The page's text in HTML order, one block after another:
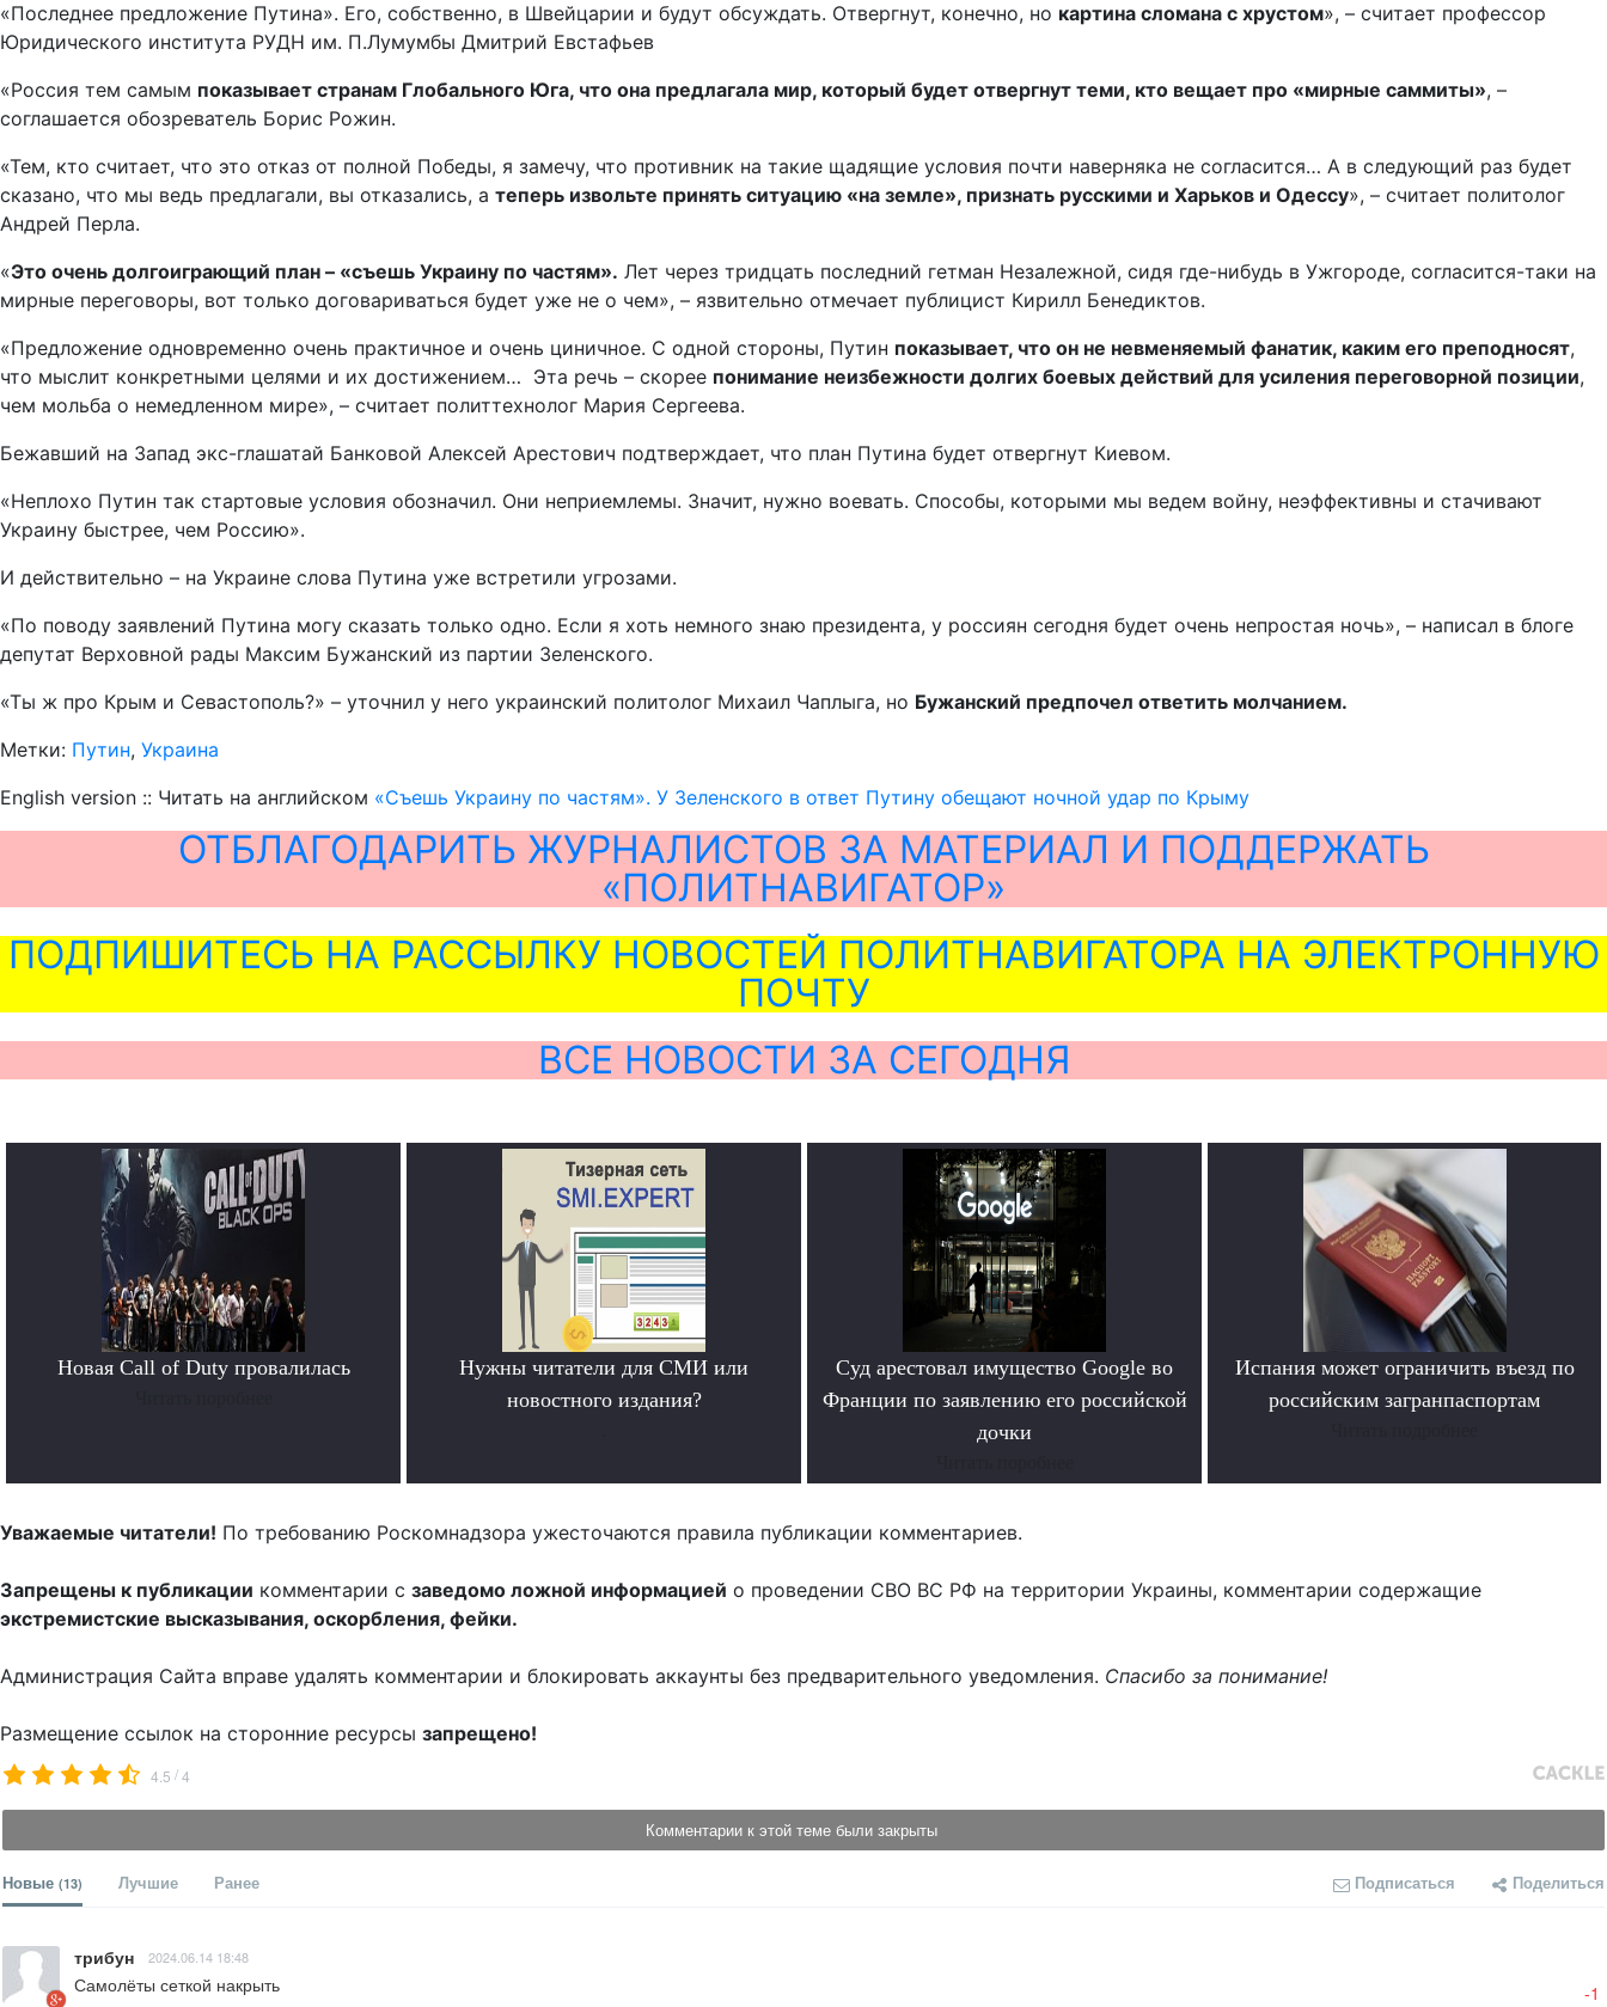
«Последнее предложение Путина». Его, собственно, в Швейцарии и будут обсуждать. Отвергнут, конечно, но картина сломана с хрустом», – считает профессор
Юридического института РУДН им. П.Лумумбы Дмитрий Евстафьев
«Россия тем самым показывает странам Глобального Юга, что она предлагала мир, который будет отвергнут теми, кто вещает про «мирные саммиты», –
соглашается обозреватель Борис Рожин.
«Тем, кто считает, что это отказ от полной Победы, я замечу, что противник на такие щадящие условия почти наверняка не согласится… А в следующий раз будет
сказано, что мы ведь предлагали, вы отказались, а теперь извольте принять ситуацию «на земле», признать русскими и Харьков и Одессу», – считает политолог
Андрей Перла.
«Это очень долгоиграющий план – «съешь Украину по частям». Лет через тридцать последний гетман Незалежной, сидя где-нибудь в Ужгороде, согласится-таки на
мирные переговоры, вот только договариваться будет уже не о чем», – язвительно отмечает публицист Кирилл Бенедиктов.
«Предложение одновременно очень практичное и очень циничное. С одной стороны, Путин показывает, что он не невменяемый фанатик, каким его преподносят,
что мыслит конкретными целями и их достижением… Эта речь – скорее понимание неизбежности долгих боевых действий для усиления переговорной позиции,
чем мольба о немедленном мире», – считает политтехнолог Мария Сергеева.
Бежавший на Запад экс-глашатай Банковой Алексей Арестович подтверждает, что план Путина будет отвергнут Киевом.
«Неплохо Путин так стартовые условия обозначил. Они неприемлемы. Значит, нужно воевать. Способы, которыми мы ведем войну, неэффективны и стачивают
Украину быстрее, чем Россию».
И действительно – на Украине слова Путина уже встретили угрозами.
«По поводу заявлений Путина могу сказать только одно. Если я хоть немного знаю президента, у россиян сегодня будет очень непростая ночь», – написал в блоге
депутат Верховной рады Максим Бужанский из партии Зеленского.
«Ты ж про Крым и Севастополь?» – уточнил у него украинский политолог Михаил Чаплыга, но Бужанский предпочел ответить молчанием.
Метки: Путин, Украина
English version :: Читать на английском «Съешь Украину по частям». У Зеленского в ответ Путину обещают ночной удар по Крыму
ОТБЛАГОДАРИТЬ ЖУРНАЛИСТОВ ЗА МАТЕРИАЛ И ПОДДЕРЖАТЬ
«ПОЛИТНАВИГАТОР»
ПОДПИШИТЕСЬ НА РАССЫЛКУ НОВОСТЕЙ ПОЛИТНАВИГАТОРА НА ЭЛЕКТРОННУЮ
ПОЧТУ
ВСЕ НОВОСТИ ЗА СЕГОДНЯ
Новая Call of Duty провалилась
Нужны читатели для СМИ или
новостного издания?
Суд арестовал имущество Google во
Франции по заявлению его российской
дочки
Испания может ограничить въезд по
российским загранпаспортам
Уважаемые читатели! По требованию Роскомнадзора ужесточаются правила публикации комментариев.
Запрещены к публикации комментарии с заведомо ложной информацией о проведении СВО ВС РФ на территории Украины, комментарии содержащие
экстремистские высказывания, оскорбления, фейки.
Администрация Сайта вправе удалять комментарии и блокировать аккаунты без предварительного уведомления. Спасибо за понимание!
Размещение ссылок на сторонние ресурсы запрещено!
4.5 /4
Комментарии к этой теме были закрыты
Новые (13) Лучшие Ранее Подписаться Поделиться
трибун 2024.06.14 18:48
Самолёты сеткой накрыть -1